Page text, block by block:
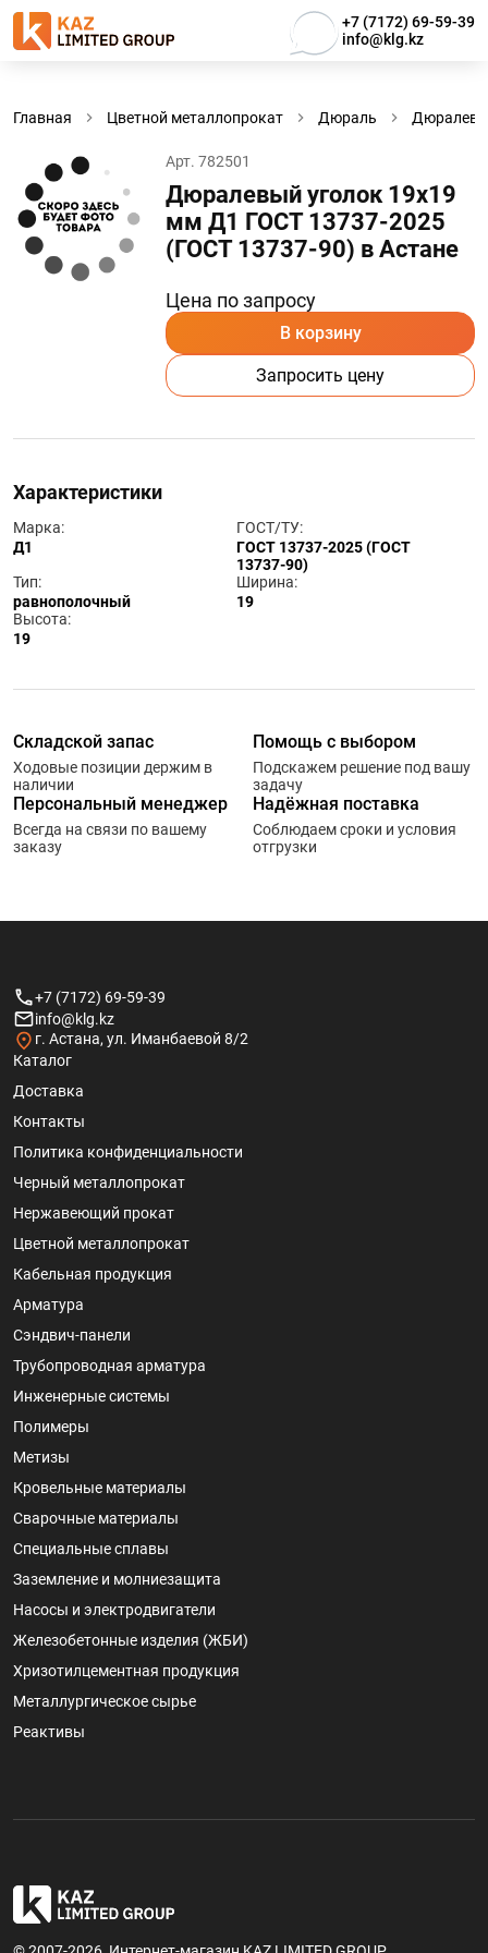
+7 (7172) 69-59-39
info@klg.kz
Главная Цветной металлопрокат Дюраль
Арт. 782501
Дюралевый уголок 19х19
мм Д1 ГОСТ 13737-2025
(ГОСТ 13737-90) в Астанe
Цена по запросу
В корзину
Запросить цену
Характеристики
Марка:
Д1
ГОСТ/ТУ:
ГОСТ 13737-2025 (ГОСТ
13737-90)
Тип:
равнополочный
Ширина:
19
Высота:
19
Складской запас
Ходовые позиции держим в
наличии
Помощь с выбором
Подскажем решение под вашу
задачу
Персональный менеджер
Всегда на связи по вашему
заказу
Надёжная поставка
Соблюдаем сроки и условия
отгрузки
+7 (7172) 69-59-39
info@klg.kz
г. Астана, ул. Иманбаевой 8/2
Каталог
Доставка
Контакты
Политика конфиденциальности
Черный металлопрокат
Нержавеющий прокат
Цветной металлопрокат
Кабельная продукция
Арматура
Сэндвич-панели
Трубопроводная арматура
Инженерные системы
Полимеры
Метизы
Кровельные материалы
Сварочные материалы
Специальные сплавы
Заземление и молниезащита
Насосы и электродвигатели
Железобетонные изделия (ЖБИ)
Хризотилцементная продукция
Металлургическое сырье
Реактивы